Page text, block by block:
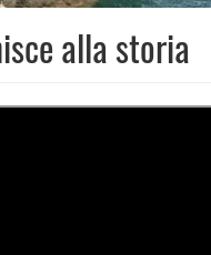
alla storia